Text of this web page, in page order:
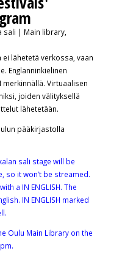
sali | Main library,
ei lähetetä verkossa, vaan
Englanninkielinen
merkinnällä. Virtuaalisen
joiden välityksellä
lähetetään.
pääkirjastolla
sali stage will be
so it won’t be streamed.
a IN ENGLISH. The
IN ENGLISH marked
Oulu Main Library on the